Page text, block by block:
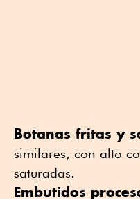
Botanas fritas y
similares, con alto
saturadas.
Embutidos